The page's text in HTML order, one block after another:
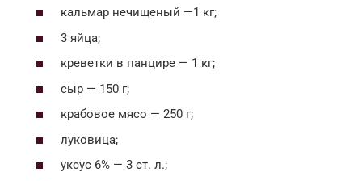
кальмар нечищеный —1 кг;
3 яйца;
креветки в панцире — 1 кг;
сыр — 150 г;
крабовое мясо — 250 г;
луковица;
уксус 6% — 3 ст. л.;